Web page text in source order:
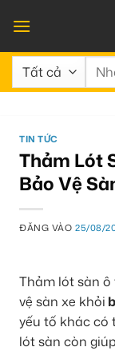
qua
nội
dung
Tìm
TIN TỨC
Thảm Lót
Bảo Vệ
ĐĂNG VÀO25/08/
Thảm lót sàn
vệ sàn xe khỏi
yếu tố khác có
lót sàn còn